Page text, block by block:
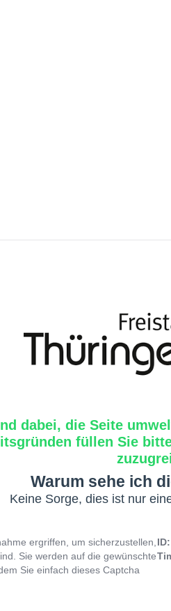
dabei, die Seite
füllen Sie
Warum sehe ich
Keine Sorge, dies ist nur
ergriffen, um sicherzustellen,
Sie werden auf die gewünschte
Sie einfach dieses Captcha
ID: